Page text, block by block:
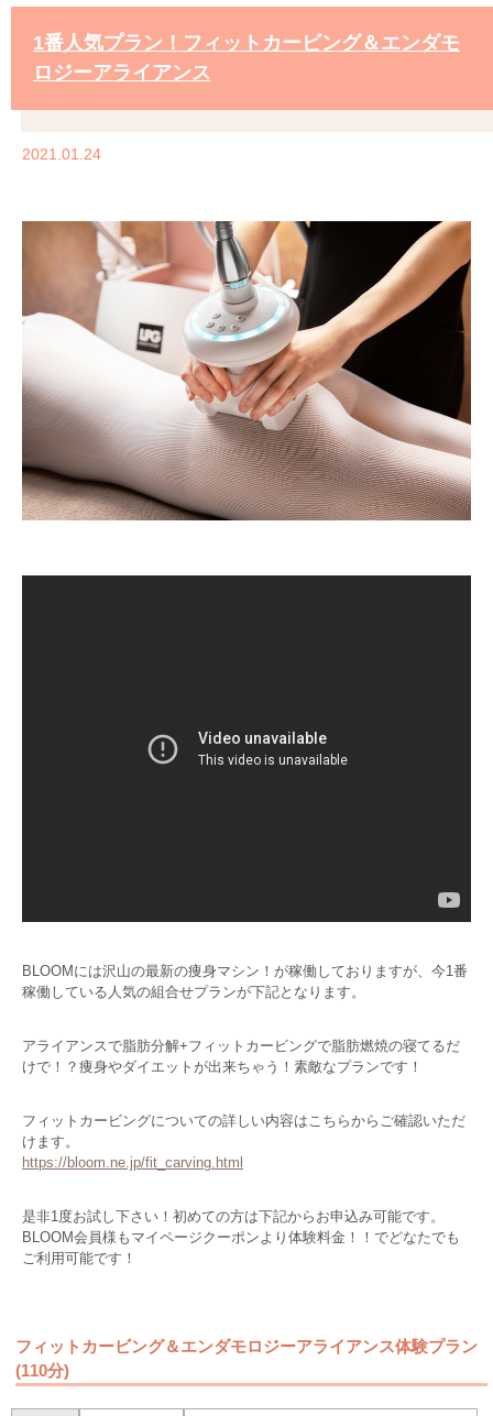
1番人気プラン！フィットカービング＆エンダモ
ロジーアライアンス
2021.01.24
BLOOMには沢山の最新の痩身マシン！が稼働しておりますが、今1番
稼働している人気の組合せプランが下記となります。
アライアンスで脂肪分解+フィットカービングで脂肪燃焼の寝てるだ
けで！？痩身やダイエットが出来ちゃう！素敵なプランです！
フィットカービングについての詳しい内容はこちらからご確認いただ
けます。
https://bloom.ne.jp/fit_carving.html
是非1度お試し下さい！初めての方は下記からお申込み可能です。
BLOOM会員様もマイページクーポンより体験料金！！でどなたでも
ご利用可能です！
フィットカービング＆エンダモロジーアライアンス体験プラン
(110分)